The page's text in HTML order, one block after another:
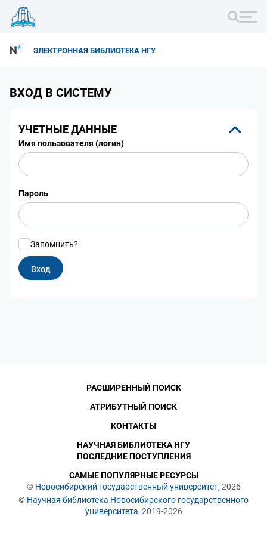
ЭЛЕКТРОННАЯ БИБЛИОТЕКА НГУ
ВХОД В СИСТЕМУ
УЧЕТНЫЕ ДАННЫЕ
Имя пользователя (логин)
Пароль
Запомнить?
© Новосибирский государственный университет, 2026
© Научная библиотека Новосибирского государственного
университета, 2019-2026
РАСШИРЕННЫЙ ПОИСК
АТРИБУТНЫЙ ПОИСК
КОНТАКТЫ
НАУЧНАЯ БИБЛИОТЕКА НГУ
ПОСЛЕДНИЕ ПОСТУПЛЕНИЯ
САМЫЕ ПОПУЛЯРНЫЕ РЕСУРСЫ